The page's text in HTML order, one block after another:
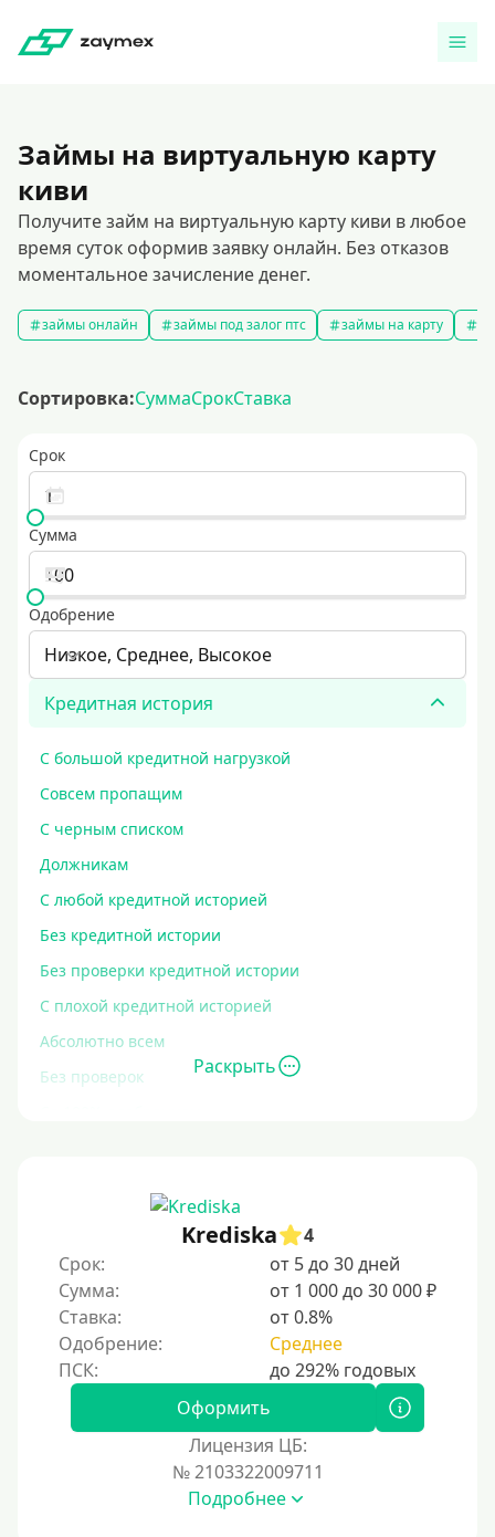
Займы на виртуальную карту
киви
Получите займ на виртуальную карту киви в любое
время суток оформив заявку онлайн. Без отказов
моментальное зачисление денег.
займы онлайн займы под залог птс займы на карту
Сортировка:СуммаСрокСтавка
Срок
Сумма
Одобрение
Низкое, Среднее, Высокое
Кредитная история
С большой кредитной нагрузкой
Совсем пропащим
С черным списком
Должникам
С любой кредитной историей
Без кредитной истории
Без проверки кредитной истории
С плохой кредитной историей
Абсолютно всем
Без проверок
С просрочками
Залог
Под залог ПТС
Без залога
Под залог недвижимости
Под ПТС по доверенности
Раскрыть
Krediska
4
Срок:
от 5 до 30 дней
Сумма:
от 1 000 до 30 000 ₽
Ставка:
от 0.8%
Одобрение:
Среднее
Оформить
Лицензия ЦБ:
№ 2103322009711
Подробнее